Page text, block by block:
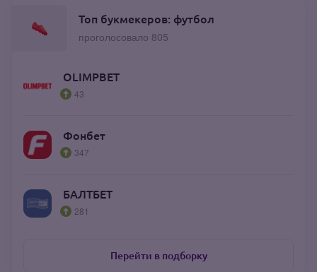
Топ букмекеров: футбол
проголосовало 805
OLIMPBET
43
Фонбет
347
БАЛТБЕТ
281
Перейти в подборку